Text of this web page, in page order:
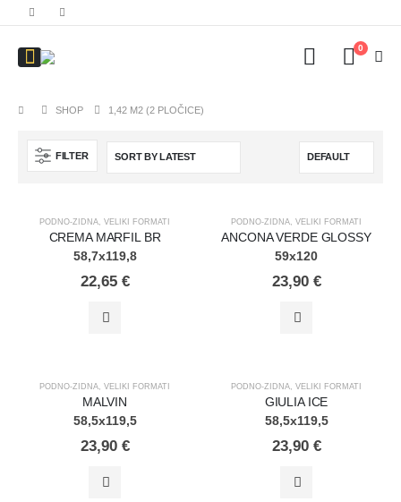
0
SHOP 1,42 M2 (2 PLOČICE)
FILTER
PODNO-ZIDNA, VELIKI FORMATI
CREMA MARFIL BR
58,7x119,8
22,65 €
PODNO-ZIDNA, VELIKI FORMATI
ANCONA VERDE GLOSSY
59x120
23,90 €
PODNO-ZIDNA, VELIKI FORMATI
MALVIN
58,5x119,5
23,90 €
PODNO-ZIDNA, VELIKI FORMATI
GIULIA ICE
58,5x119,5
23,90 €